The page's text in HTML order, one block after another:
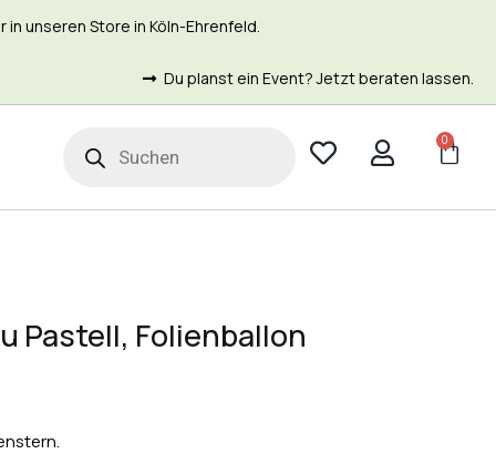
unseren Store in Köln-Ehrenfeld.
Du planst ein Event? Jetzt beraten lassen.
0
Pastell, Folienballon